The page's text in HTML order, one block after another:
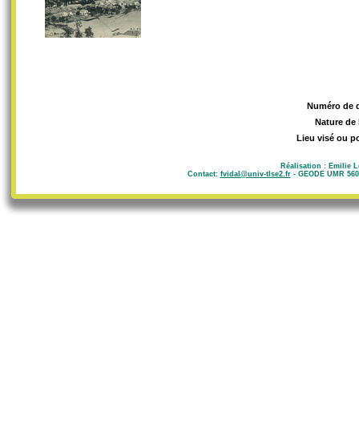
Numéro de
Nature de
Lieu visé ou
Réalisation : Emilie
Contact: fvidal@univ-tlse2.fr- GEODE UMR